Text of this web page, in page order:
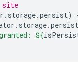
site
. storage.persist)
. storage.persist
${